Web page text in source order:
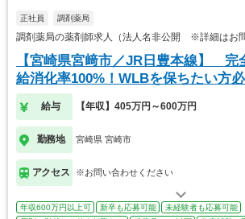
正社員 調剤薬局
調剤薬局の薬剤師求人（法人名非公開 ※詳細はお問
【宮崎県宮﨑市／JR日豊本線】 完
給消化率100%！WLBを保ちたい方
給与 【年収】405万円～600万円
勤務地 宮崎県 宮崎市
アクセス ※お問い合わせください
年収600万円以上可 新卒も応募可能
未経験者も応募可能